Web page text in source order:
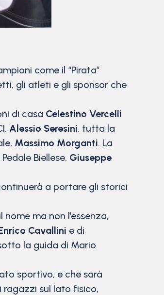
come il “Pirata”
gli atleti e gli sponsor che
di casa Celestino Vercelli
Alessio Seresini, tutta la
Massimo Morganti. La
Biellese, Giuseppe
a portare gli storici
ma non l’essenza,
Cavallini e di
la guida di Mario
sportivo, e che sarà
ragazzi sul lato fisico,